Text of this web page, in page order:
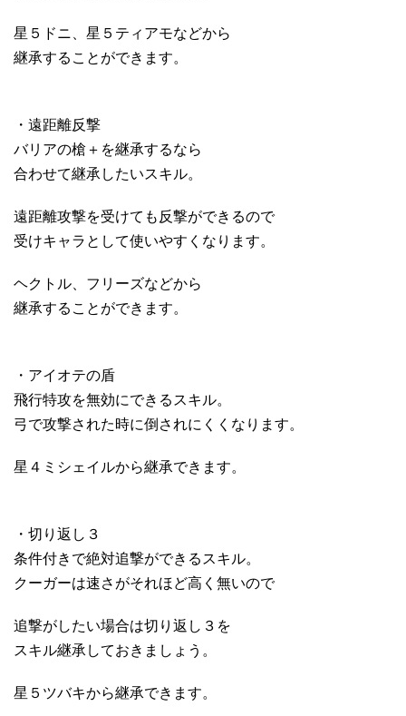
星５ドニ、星５ティアモなどから
継承することができます。
・遠距離反撃
バリアの槍＋を継承するなら
合わせて継承したいスキル。
遠距離攻撃を受けても反撃ができるので
受けキャラとして使いやすくなります。
ヘクトル、フリーズなどから
継承することができます。
・アイオテの盾
飛行特攻を無効にできるスキル。
弓で攻撃された時に倒されにくくなります。
星４ミシェイルから継承できます。
・切り返し３
条件付きで絶対追撃ができるスキル。
クーガーは速さがそれほど高く無いので
追撃がしたい場合は切り返し３を
スキル継承しておきましょう。
星５ツバキから継承できます。